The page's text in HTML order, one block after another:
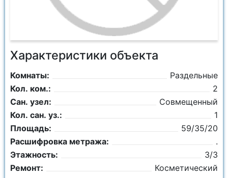
Характеристики объекта
Комнаты:
Раздельные
Кол. ком.:
2
Сан. узел:
Совмещенный
Кол. сан. уз.:
1
Площадь:
59/35/20
Расшифровка метража:
.
Этажность:
3/3
Ремонт:
Косметический